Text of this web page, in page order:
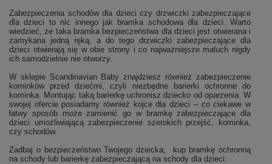
Zabezpieczenia schodów dla dzieci czy drzwiczki zabezpieczające
dla dzieci to nic innego jak bramka schodowa dla dzieci. Warto
wiedzieć, że taka bramka bezpieczeństwa dla dzieci jest otwierana i
zamykana jedną ręką, a do tego drzwiczki zabezpieczające dla
dzieci otwierają się w obie strony i co najważniejsze maluch nigdy
ich samodzielnie nie otworzy.
W sklepie Scandinavian Baby znajdziesz również zabezpieczenie
kominków przed dziećmi, czyli niezbędne barierki ochronne do
kominka. Montując taką barierkę uchronisz dziecko od oparzenia. W
swojej ofercie posiadamy również kojce dla dzieci – co ciekawe w
łatwy sposób może zamienić go w bramkę zabezpieczające dla
dzieci umożliwiającą zabezpieczenie szerokich przejść, kominka,
czy schodów.
Zadbaj o bezpieczeństwo Twojego dziecka, kup bramkę ochronną
na schody lub barierkę zabezpieczającą na schody dla dzieci.